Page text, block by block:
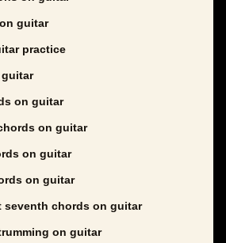
guitar
practice
on guitar
on guitar
on guitar
on guitar
seventh chords on guitar
on guitar